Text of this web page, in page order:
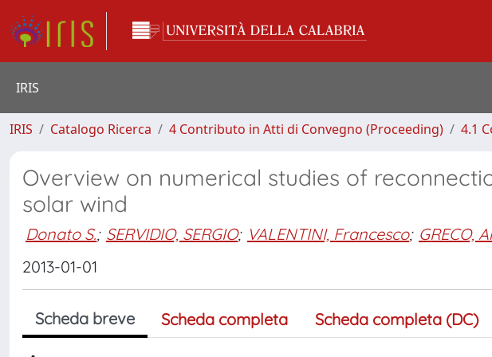
IRIS
IRIS Catalogo Ricerca 4 Contributo in Atti di Convegno (Proceeding) 4.1
Overview on numerical studies of
solar wind
Donato S.; SERVIDIO, SERGIO; VALENTINI, Francesco; GRECO,
2013-01-01
Scheda breve Scheda completa Scheda completa (DC)